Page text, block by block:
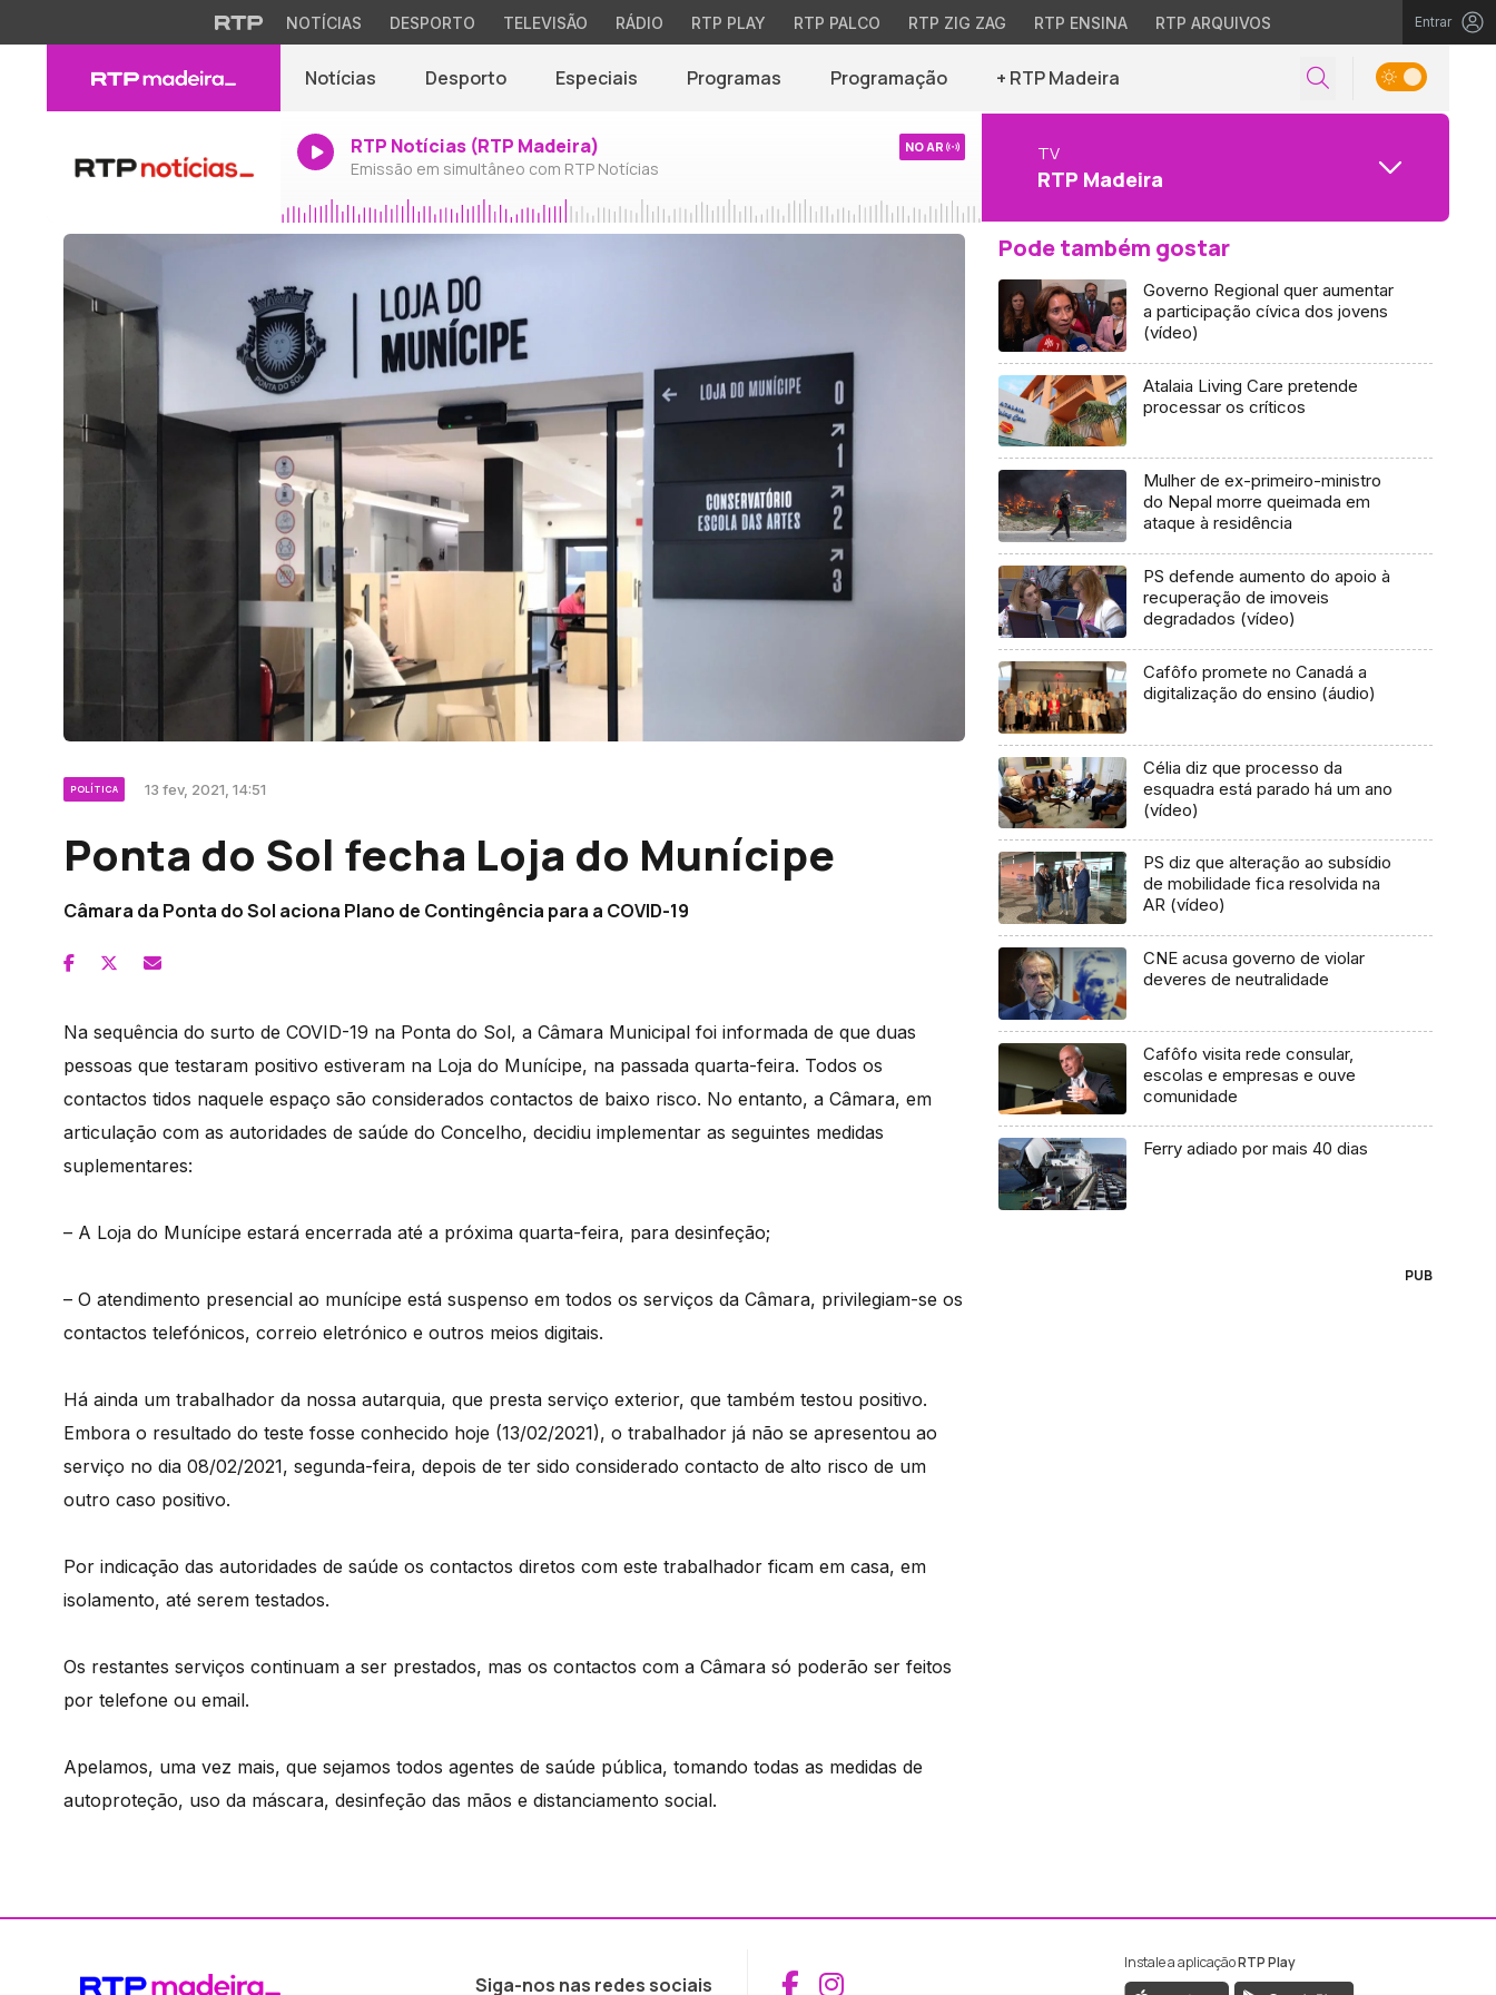
NOTÍCIAS DESPORTO TELEVISÃO RÁDIO RTP PLAY RTP PALCO RTP ZIG ZAG RTP ENSINA RTP ARQUIVOS Entrar
Notícias Desporto Especiais Programas Programação + RTP Madeira
RTP Notícias (RTP Madeira)
Emissão em simultâneo com RTP Notícias
NO AR TV
RTP Madeira
POLÍTICA 13 fev, 2021, 14:51
Ponta do Sol fecha Loja do Munícipe
Câmara da Ponta do Sol aciona Plano de Contingência para a COVID-19
Na sequência do surto de COVID-19 na Ponta do Sol, a Câmara Municipal foi informada de que duas
pessoas que testaram positivo estiveram na Loja do Munícipe, na passada quarta-feira. Todos os
contactos tidos naquele espaço são considerados contactos de baixo risco. No entanto, a Câmara, em
articulação com as autoridades de saúde do Concelho, decidiu implementar as seguintes medidas
suplementares:
– A Loja do Munícipe estará encerrada até a próxima quarta-feira, para desinfeção;
– O atendimento presencial ao munícipe está suspenso em todos os serviços da Câmara, privilegiam-se os
contactos telefónicos, correio eletrónico e outros meios digitais.
Há ainda um trabalhador da nossa autarquia, que presta serviço exterior, que também testou positivo.
Embora o resultado do teste fosse conhecido hoje (13/02/2021), o trabalhador já não se apresentou ao
serviço no dia 08/02/2021, segunda-feira, depois de ter sido considerado contacto de alto risco de um
outro caso positivo.
Por indicação das autoridades de saúde os contactos diretos com este trabalhador ficam em casa, em
isolamento, até serem testados.
Os restantes serviços continuam a ser prestados, mas os contactos com a Câmara só poderão ser feitos
por telefone ou email.
Apelamos, uma vez mais, que sejamos todos agentes de saúde pública, tomando todas as medidas de
autoproteção, uso da máscara, desinfeção das mãos e distanciamento social.
Pode também gostar
Governo Regional quer aumentar
a participação cívica dos jovens
(vídeo)
Atalaia Living Care pretende
processar os críticos
Mulher de ex-primeiro-ministro
do Nepal morre queimada em
ataque à residência
PS defende aumento do apoio à
recuperação de imoveis
degradados (vídeo)
Cafôfo promete no Canadá a
digitalização do ensino (áudio)
Célia diz que processo da
esquadra está parado há um ano
(vídeo)
PS diz que alteração ao subsídio
de mobilidade fica resolvida na
AR (vídeo)
CNE acusa governo de violar
deveres de neutralidade
Cafôfo visita rede consular,
escolas e empresas e ouve
comunidade
Ferry adiado por mais 40 dias
PUB
Siga-nos nas redes sociais Aceder ao Facebook da RTP Madeira
Aceder ao Instagram da RTP Madeira
Instale a aplicaçãoRTP Play